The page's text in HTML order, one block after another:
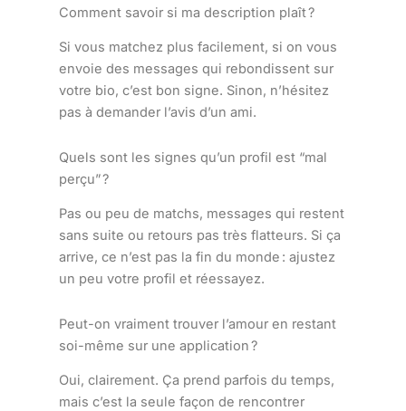
Comment savoir si ma description plaît ?
Si vous matchez plus facilement, si on vous
envoie des messages qui rebondissent sur
votre bio, c’est bon signe. Sinon, n’hésitez
pas à demander l’avis d’un ami.
Quels sont les signes qu’un profil est “mal
perçu” ?
Pas ou peu de matchs, messages qui restent
sans suite ou retours pas très flatteurs. Si ça
arrive, ce n’est pas la fin du monde : ajustez
un peu votre profil et réessayez.
Peut-on vraiment trouver l’amour en restant
soi-même sur une application ?
Oui, clairement. Ça prend parfois du temps,
mais c’est la seule façon de rencontrer